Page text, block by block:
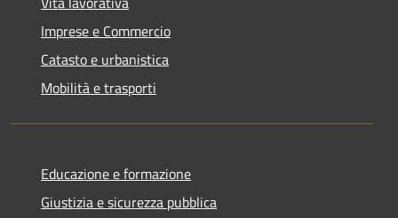
Imprese e Commercio
Catasto e urbanistica
Mobilità e trasporti
Educazione e formazione
Giustizia e sicurezza pubblica